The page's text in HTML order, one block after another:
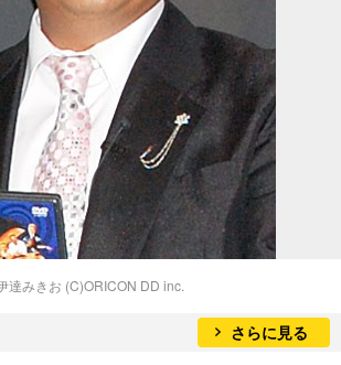
達みきお (C)ORICON DD inc.
さらに見る